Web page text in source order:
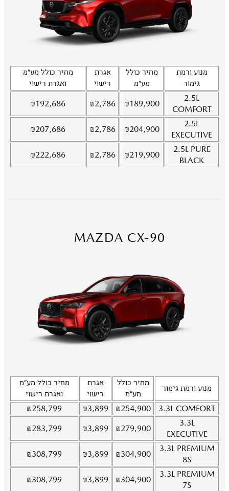
מנוע ורמת
גימור
מחיר כולל
מע"מ
אגרת
רישוי
מחיר כולל מע"מ
ואגרת רישוי
2.5L
COMFORT
₪189,900
₪2,786
₪192,686
2.5L
EXECUTIVE
₪204,900
₪2,786
₪207,686
2.5L PURE
BLACK
₪ 219,900
₪2,786
₪222,686
MAZDA CX-90
מנוע ורמת גימור
מחיר כולל
מע"מ
אגרת
רישוי
מחיר כולל מע"מ
ואגרת רישוי
3.3L COMFORT
₪254,900
₪3,899
₪258,799
3.3L
EXECUTIVE
₪279,900
₪3,899
₪283,799
3.3L PREMIUM
8S
₪304,900
₪3,899
₪308,799
3.3L PREMIUM
7S
₪304,900
₪3,899
₪308,799